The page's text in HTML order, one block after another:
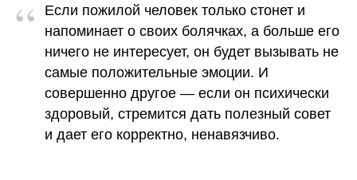
“
Если пожилой человек только стонет и
напоминает о своих болячках, а больше его
ничего не интересует, он будет вызывать не
самые положительные эмоции. И
совершенно другое — если он психически
здоровый, стремится дать полезный совет
и дает его корректно, ненавязчиво.